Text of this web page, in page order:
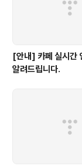
[안내] 카페 실시간
알려드립니다.